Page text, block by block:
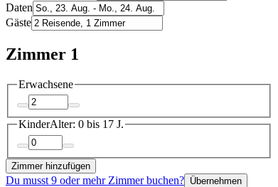
Daten
Gäste
Zimmer 1
Erwachsene
KinderAlter: 0 bis 17 J.
Zimmer hinzufügen
Du musst 9 oder mehr Zimmer buchen? Übernehmen